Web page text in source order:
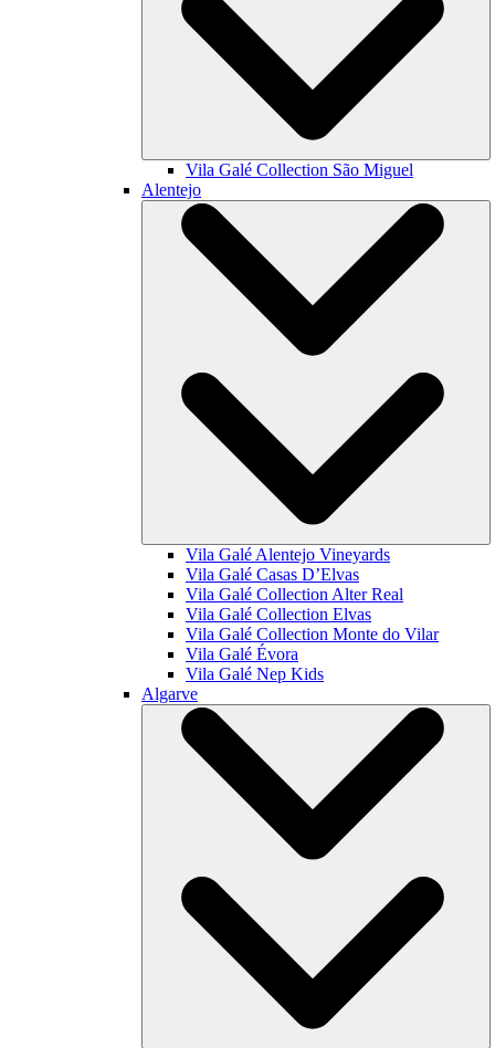
Vila Galé Collection São Miguel
Alentejo
Vila Galé Alentejo Vineyards
Vila Galé Casas D’Elvas
Vila Galé Collection Alter Real
Vila Galé Collection Elvas
Vila Galé Collection Monte do Vilar
Vila Galé Évora
Vila Galé Nep Kids
Algarve